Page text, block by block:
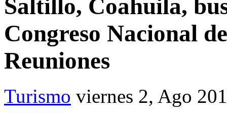
Saltillo, Coahuila,
Congreso Nacional
Reuniones
Turismo viernes 2, Ago